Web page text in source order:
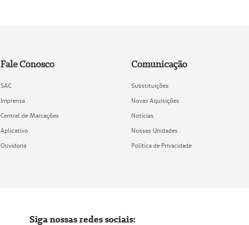
Fale Conosco
SAC
Imprensa
Central de Marcações
Aplicativo
Ouvidoria
Comunicação
Substituições
Novas Aquisições
Notícias
Nossas Unidades
Política de Privacidade
Siga nossas redes sociais: